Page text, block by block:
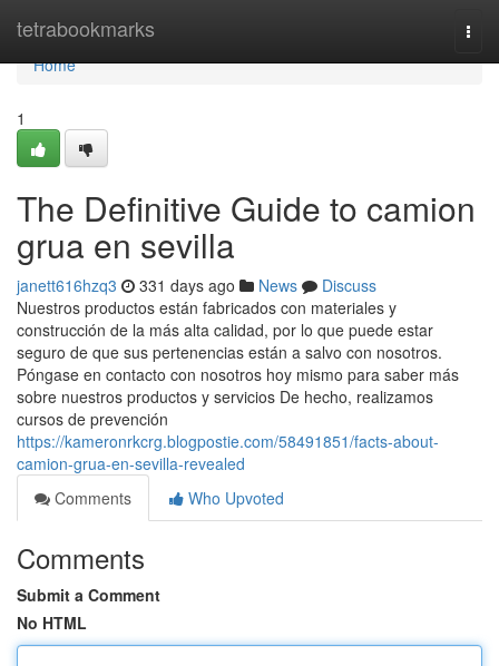
tetrabookmarks
Home
Home
1
The Definitive Guide to camion
grua en sevilla
janett616hzq3 331 days ago News
Discuss
Nuestros productos están fabricados con materiales y
construcción de la más alta calidad, por lo que puede estar
seguro de que sus pertenencias están a salvo con nosotros.
Póngase en contacto con nosotros hoy mismo para saber más
sobre nuestros productos y servicios De hecho, realizamos
cursos de prevención
https://kameronrkcrg.blogpostie.com/58491851/facts-about-
camion-grua-en-sevilla-revealed
Comments
Who Upvoted
Comments
Submit a Comment
No HTML